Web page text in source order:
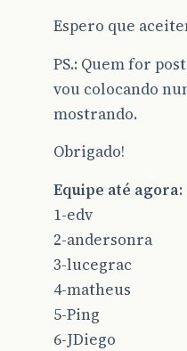
Espero que
PS.: Quem for
vou colocando
mostrando.
Obrigado!
Equipe até agora:
1-edv
2-andersonra
3-lucegrac
4-matheus
5-Ping
6-JDiego